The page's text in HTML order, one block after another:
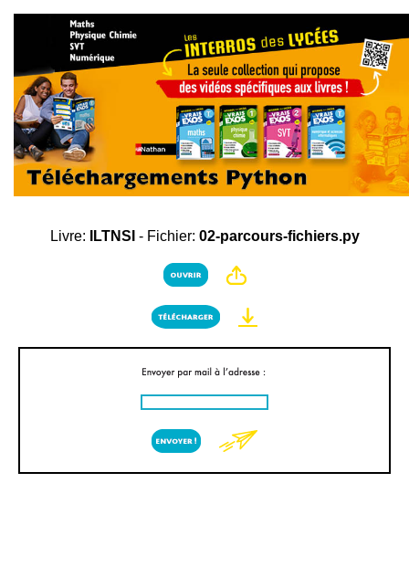
Livre: ILTNSI - Fichier: 02-parcours-fichiers.py